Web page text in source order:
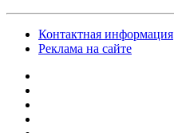
Контактная информация
Реклама на сайте